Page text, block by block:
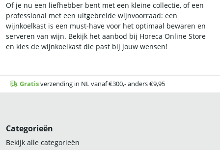
Of je nu een liefhebber bent met een kleine collectie, of een
professional met een uitgebreide wijnvoorraad: een
wijnkoelkast is een must-have voor het optimaal bewaren en
serveren van wijn. Bekijk het aanbod bij Horeca Online Store
en kies de wijnkoelkast die past bij jouw wensen!
Gratisverzending in NL vanaf €300,- anders €9,95
Categorieën
Bekijk alle categorieën